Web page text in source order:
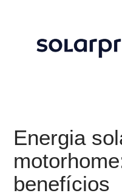
Energia
benefícios